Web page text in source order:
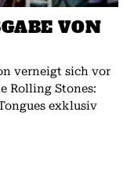
VON
verneigt sich vor
exklusiv